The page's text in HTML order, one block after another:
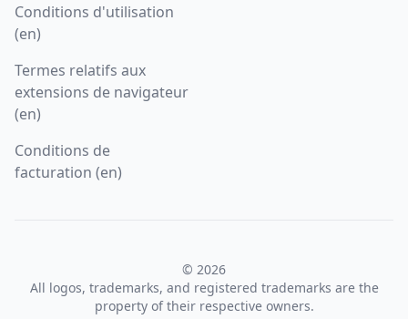
Conditions d'utilisation
(en)
Termes relatifs aux
extensions de navigateur
(en)
Conditions de
facturation (en)
© 2026
All logos, trademarks, and registered trademarks are the
property of their respective owners.